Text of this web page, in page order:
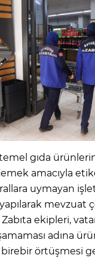
gıda
amacıyla
uymayan
mevzuat
Zabıta ekipleri,
adına
birebir örtüşmesi